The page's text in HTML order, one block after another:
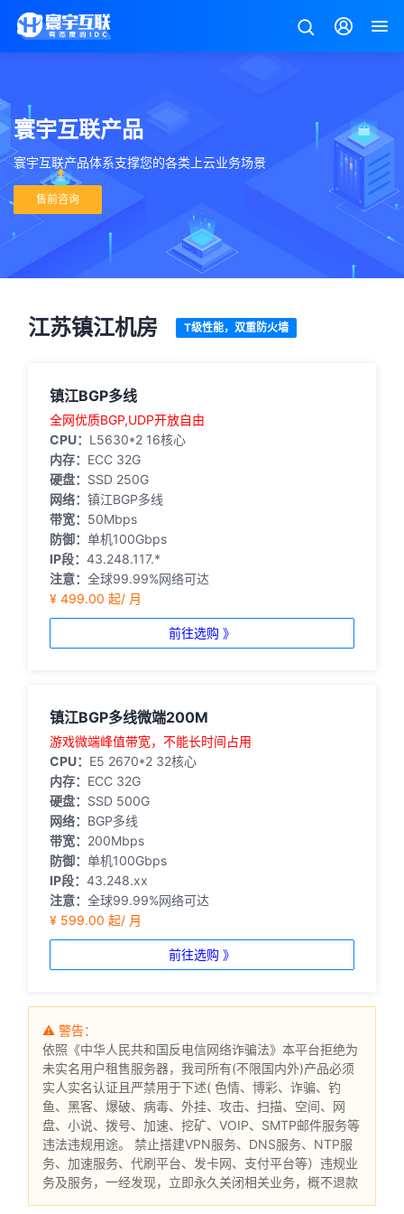
寰宇互联产品
寰宇互联产品体系支撑您的各类上云业务场景
售前咨询
江苏镇江机房 T级性能，双重防火墙
镇江BGP多线
全网优质BGP,UDP开放自由
CPU： L5630*2 16核心
内存： ECC 32G
硬盘： SSD 250G
网络： 镇江BGP多线
带宽： 50Mbps
防御： 单机100Gbps
IP段： 43.248.117.*
注意： 全球99.99%网络可达
¥ 499.00 起/ 月
前往选购 》
镇江BGP多线微端200M
游戏微端峰值带宽，不能长时间占用
CPU： E5 2670*2 32核心
内存： ECC 32G
硬盘： SSD 500G
网络： BGP多线
带宽： 200Mbps
防御： 单机100Gbps
IP段： 43.248.xx
注意： 全球99.99%网络可达
¥ 599.00 起/ 月
前往选购 》
⚠ 警告：
依照《中华人民共和国反电信网络诈骗法》本平台拒绝为
未实名用户租售服务器，我司所有(不限国内外)产品必须
实人实名认证且严禁用于下述( 色情、博彩、诈骗、钓
鱼、黑客、爆破、病毒、外挂、攻击、扫描、空间、网
盘、小说、拨号、加速、挖矿、VOIP、SMTP邮件服务等
违法违规用途。 禁止搭建VPN服务、DNS服务、NTP服
务、加速服务、代刷平台、发卡网、支付平台等）违规业
务及服务，一经发现，立即永久关闭相关业务，概不退款